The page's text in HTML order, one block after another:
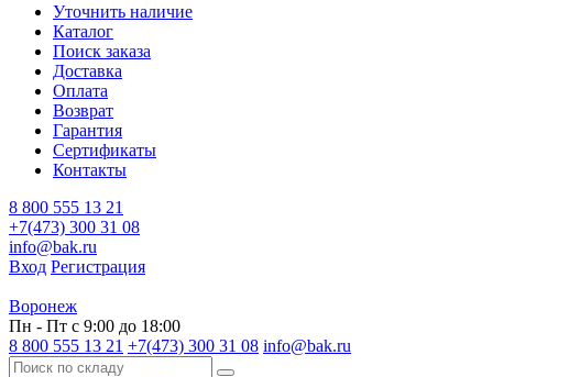
Уточнить наличие
Каталог
Поиск заказа
Доставка
Оплата
Возврат
Гарантия
Сертификаты
Контакты
8 800 555 13 21
+7(473) 300 31 08
info@bak.ru
Вход Регистрация
Воронеж
Пн - Пт с 9:00 до 18:00
8 800 555 13 21 +7(473) 300 31 08 info@bak.ru